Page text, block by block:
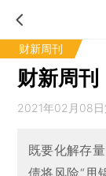
财新周刊
财新周刊
2021年02月08
既要化解存